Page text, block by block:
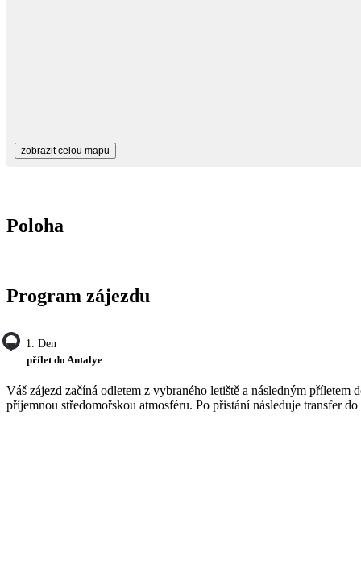
zobrazit celou mapu
Poloha
Program zájezdu
1. Den
přílet do Antalye
Váš zájezd začíná odletem z vybraného letiště a následným
příjemnou středomořskou atmosféru. Po přistání následuje transfer